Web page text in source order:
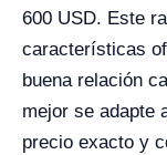
600 USD. Este
características
buena relación
mejor se adapte
precio exacto y